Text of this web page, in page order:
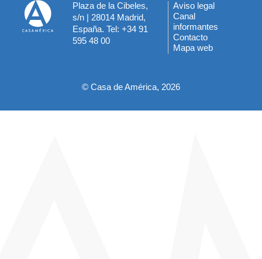
Plaza de la Cibeles,
s/n | 28014 Madrid,
España. Tel: +34 91
595 48 00
Menú
del
pie
Aviso legal
Canal
informantes
Contacto
Mapa web
© Casa de América, 2026